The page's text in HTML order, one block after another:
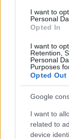
consent section.
I want to
Personal
Opted In
I want to
Retention,
Personal
Purposes
Opted Out
Google
I want to
related to
device